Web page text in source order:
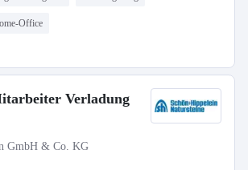
Office
Verladung
GmbH & Co. KG